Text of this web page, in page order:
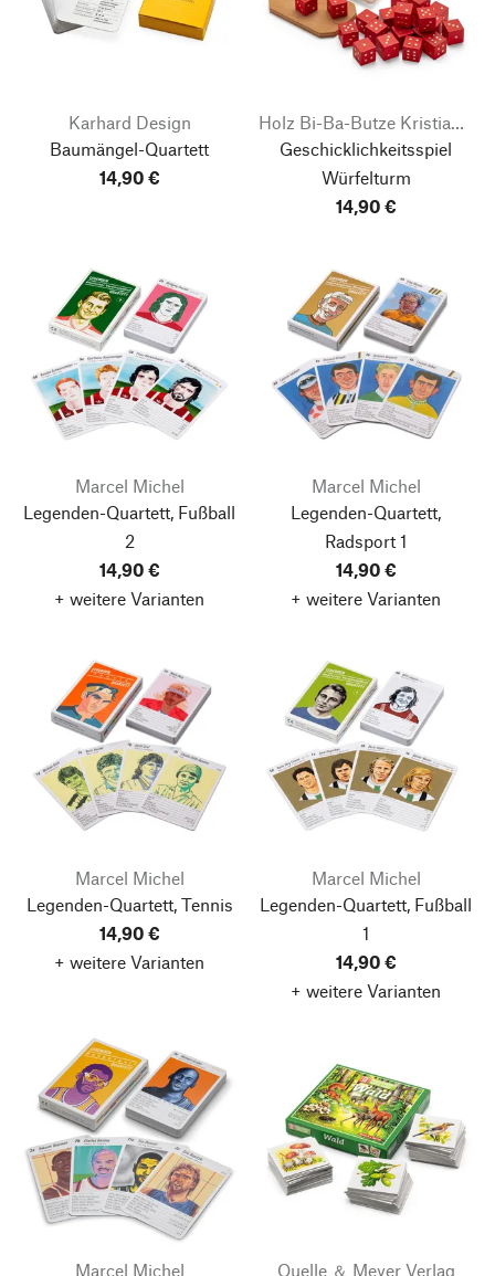
Karhard Design
Baumängel-Quartett
14,90 €
Holz Bi-Ba-Butze Kristian Finken
Geschicklichkeitsspiel
Würfelturm
14,90 €
Marcel Michel
Legenden-Quartett, Fußball
2
14,90 €
+ weitere Varianten
Marcel Michel
Legenden-Quartett,
Radsport 1
14,90 €
+ weitere Varianten
Marcel Michel
Legenden-Quartett, Tennis
14,90 €
+ weitere Varianten
Marcel Michel
Legenden-Quartett, Fußball
1
14,90 €
+ weitere Varianten
Marcel Michel
Quelle ＆ Meyer Verlag